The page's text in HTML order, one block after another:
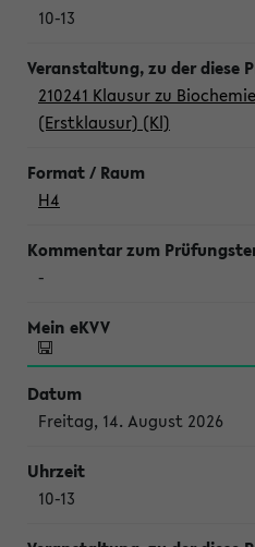
10-13
210241 Klausur zu
(Erstklausur) (Kl)
H4
-
Freitag, 14. August 2026
10-13